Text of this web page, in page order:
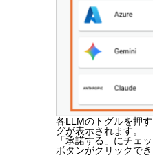
各LLMのトグルを押
グが表示されます。
「承諾する」にチェ
ボタンがクリックで